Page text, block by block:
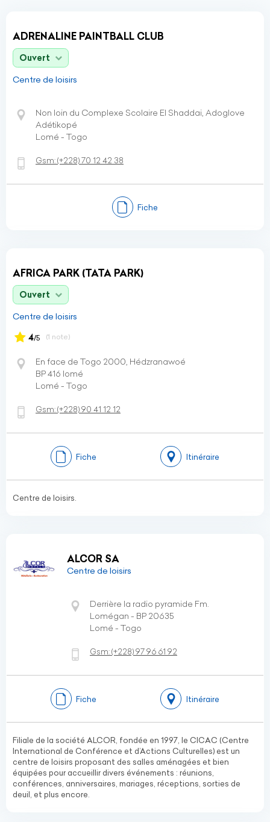
ADRENALINE PAINTBALL CLUB
Ouvert
Centre de loisirs
Non loin du Complexe Scolaire El Shaddai, Adoglove
Adétikopé
Lomé - Togo
Gsm:(+228)70 12 42 38
Fiche
AFRICA PARK (TATA PARK)
Ouvert
Centre de loisirs
4/5 (1 note)
En face de Togo 2000, Hédzranawoé
BP 416 lomé
Lomé - Togo
Gsm:(+228)90 41 12 12
Fiche Itinéraire
Centre de loisirs.
ALCOR SA
Centre de loisirs
Derrière la radio pyramide Fm.
Lomégan - BP 20635
Lomé - Togo
Gsm:(+228)97 96 61 92
Fiche Itinéraire
Filiale de la société ALCOR, fondée en 1997, le CICAC (Centre
International de Conférence et d’Actions Culturelles) est un
centre de loisirs proposant des salles aménagées et bien
équipées pour accueillir divers événements : réunions,
conférences, anniversaires, mariages, réceptions, sorties de
deuil, et plus encore.